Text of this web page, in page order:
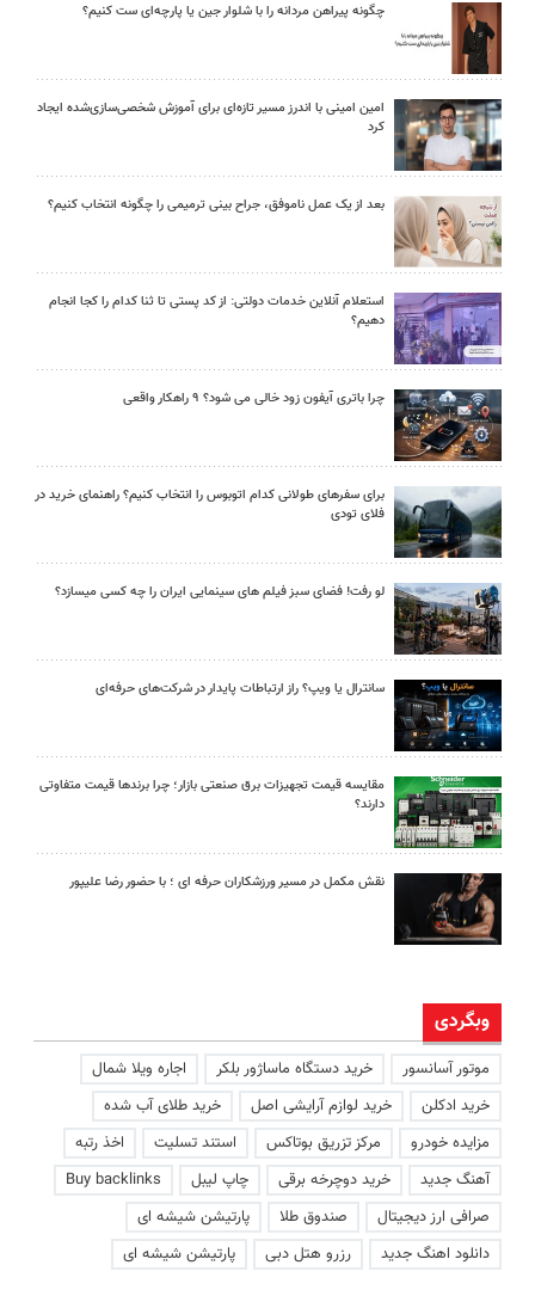
چگونه پیراهن مردانه را با شلوار جین یا پارچه‌ای ست کنیم؟
امین امینی با اندرز مسیر تازه‌ای برای آموزش شخصی‌سازی‌شده ایجاد
کرد
بعد از یک عمل ناموفق، جراح بینی ترمیمی را چگونه انتخاب کنیم؟
استعلام آنلاین خدمات دولتی: از کد پستی تا ثنا کدام را کجا انجام
دهیم؟
چرا باتری آیفون زود خالی می شود؟ ۹ راهکار واقعی
برای سفرهای طولانی کدام اتوبوس را انتخاب کنیم؟ راهنمای خرید در
فلای تودی
لو رفت! فضای سبز فیلم های سینمایی ایران را چه کسی میسازد؟
سانترال یا ویپ؟ راز ارتباطات پایدار در شرکت‌های حرفه‌ای
مقایسه قیمت تجهیزات برق صنعتی بازار؛ چرا برندها قیمت متفاوتی
دارند؟
نقش مکمل در مسیر ورزشکاران حرفه ای ؛ با حضور رضا علیپور
وبگردی
موتور آسانسور خرید دستگاه ماساژور بلکر
اجاره ویلا شمال
خرید ادکلن
خرید لوازم آرایشی اصل
خرید طلای آب شده
مزایده خودرو
مرکز تزریق بوتاکس استند تسلیت
اخذ رتبه
آهنگ جدید
خرید دوچرخه برقی چاپ لیبل
Buy backlinks
صرافی ارز دیجیتال
صندوق طلا
پارتیشن شیشه ای
دانلود اهنگ جدید
رزرو هتل دبی پارتیشن شیشه ای